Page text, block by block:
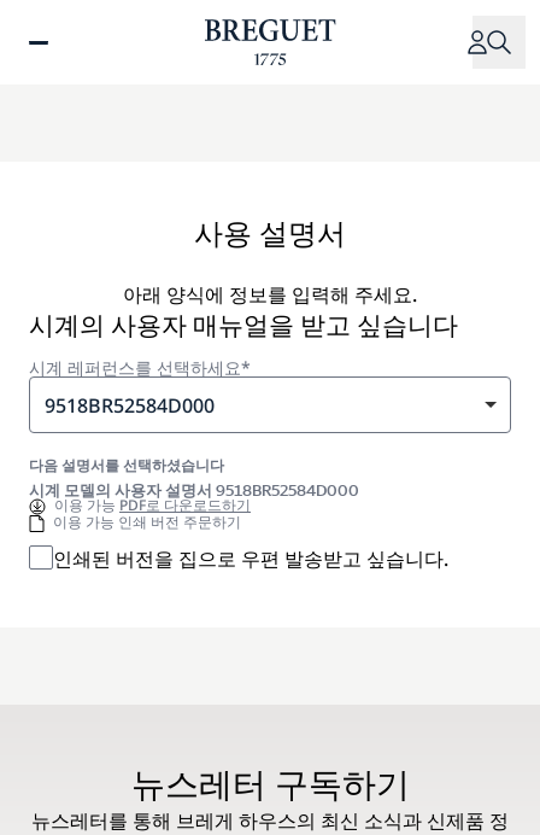
사용 설명서
아래 양식에 정보를 입력해 주세요.
시계의 사용자 매뉴얼을 받고 싶습니다
시계 레퍼런스를 선택하세요*
9518BR52584D000
다음 설명서를 선택하셨습니다
시계 모델의 사용자 설명서 9518BR52584D000
이용 가능 PDF로 다운로드하기
이용 가능 인쇄 버전 주문하기
인쇄된 버전을 집으로 우편 발송받고 싶습니다.
뉴스레터 구독하기
뉴스레터를 통해 브레게 하우스의 최신 소식과 신제품 정